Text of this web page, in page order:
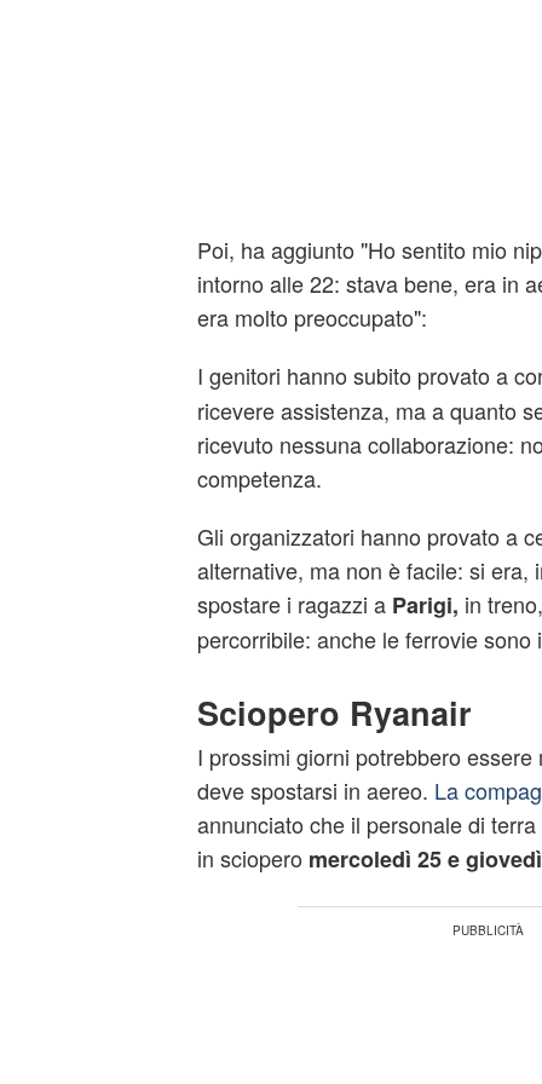
Poi, ha aggiunto "Ho sentito mio
intorno alle 22: stava bene, era in
era molto preoccupato":
I genitori hanno subito provato a
ricevere assistenza, ma a quanto
ricevuto nessuna collaborazione:
competenza.
Gli organizzatori hanno provato a
alternative, ma non è facile: si era,
spostare i ragazzi a Parigi, in
percorribile: anche le ferrovie sono
Sciopero Ryanair
I prossimi giorni potrebbero essere
deve spostarsi in aereo. La
annunciato che il personale di
in sciopero mercoledì 25 e